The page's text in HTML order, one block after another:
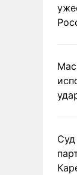
Суд